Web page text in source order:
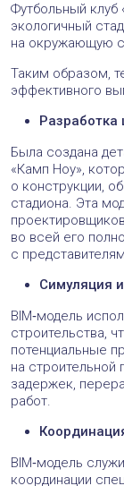
Футбольный клуб
экологичный
на окружающую
Таким образом,
эффективного
Разработка
Была создана
«Камп Ноу»,
о конструкции,
стадиона. Эта
во всей его
с
Симуляция
BIM‑модель
строительства,
потенциальные
на
задержек,
работ.
BIM‑модель
координации